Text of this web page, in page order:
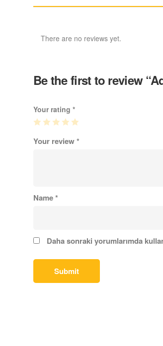
There are no reviews yet.
Be the first to review
Your rating *
Your review*
Name*
Daha sonraki yorumlarımda